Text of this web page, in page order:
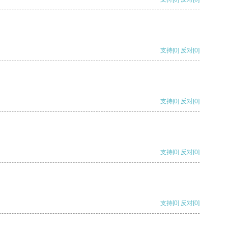
支持[0] 反对[0]
支持[0] 反对[0]
支持[0] 反对[0]
支持[0] 反对[0]